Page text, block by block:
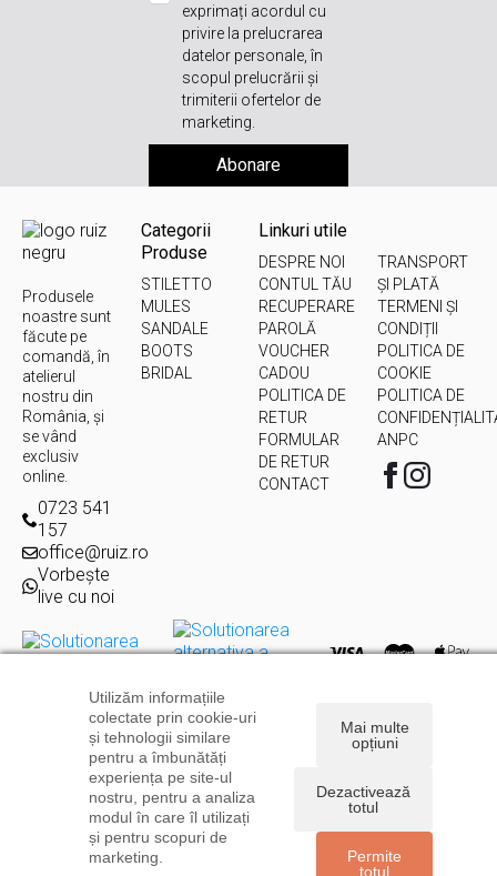
exprimați acordul cu
privire la prelucrarea
datelor personale, în
scopul prelucrării și
trimiterii ofertelor de
marketing.
Abonare
Produsele
noastre sunt
făcute pe
comandă, în
atelierul
nostru din
România, și
se vând
exclusiv
online.
0723 541
157
office@ruiz.ro
Vorbește
live cu noi
Categorii
Produse
STILETTO
MULES
SANDALE
BOOTS
BRIDAL
Linkuri utile
DESPRE NOI
CONTUL TĂU
RECUPERARE
PAROLĂ
VOUCHER
CADOU
POLITICA DE
RETUR
FORMULAR
DE RETUR
CONTACT
TRANSPORT
ȘI PLATĂ
TERMENI ȘI
CONDIȚII
POLITICA DE
COOKIE
POLITICA DE
ANPC
Copyright © 2026Ruiz.ro| Toate drepturile rezervate | Powered
byLevitate
Utilizăm informațiile
colectate prin cookie-uri
și tehnologii similare
pentru a îmbunătăți
experiența pe site-ul
nostru, pentru a analiza
modul în care îl utilizați
și pentru scopuri de
marketing.
Mai multe
opțiuni
Dezactivează
totul
Permite
totul